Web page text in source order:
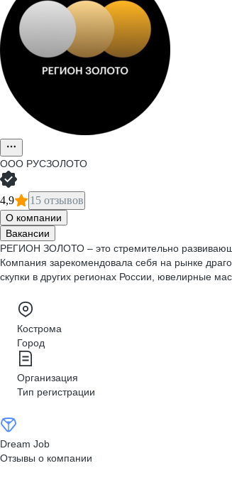
ООО РУСЗОЛОТО
4,9 15 отзывов
О компании
Вакансии
РЕГИОН ЗОЛОТО – это стремительно
Компания зарекомендовала себя на рынке
скупки в других регионах России, ювелирные
Кострома
Город
Организация
Тип регистрации
Dream Job
Отзывы о компании